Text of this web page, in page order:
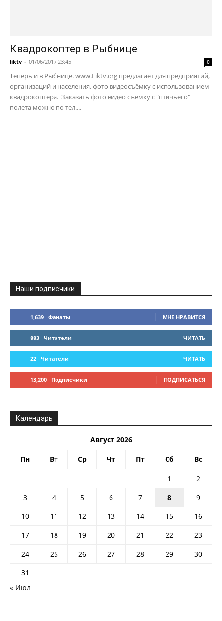
Квадрокоптер в Рыбнице
liktv - 01/06/2017 23:45 0
Теперь и в Рыбнице. www.Liktv.org предлагает для предприятий,
организаций и населения, фото видеосъёмку с использованием
квадрокоптера. Заказать фото видео съёмку с "птичьего"
полета можно по тел....
Наши подписчики
1,639 Фанаты МНЕ НРАВИТСЯ
883 Читатели ЧИТАТЬ
22 Читатели ЧИТАТЬ
13,200 Подписчики ПОДПИСАТЬСЯ
Календарь
Август 2026
Пн Вт Ср Чт Пт Сб Вс
1
2
3
4 5 6 7 8
9
10
11 12 13 14 15
16
17
18 19 20 21 22
23
24
25 26 27 28 29
30
31
« Июл